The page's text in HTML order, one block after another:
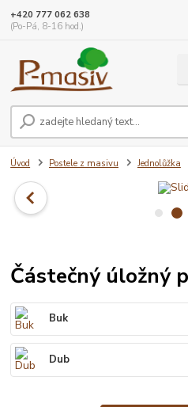
+420 777 062 638
(Po-Pá, 8-16 hod.)
Úvod Postele z masivu Jednolůžka
Částečný úložný
Buk
Dub